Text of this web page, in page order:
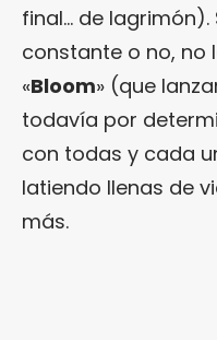
final… de
constante o no, no
«Bloom» (que
todavía por
con todas y cada
latiendo llenas de
más.